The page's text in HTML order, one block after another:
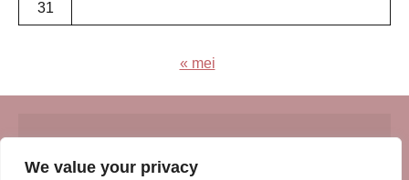
We value your privacy
31
« mei
© Insert Internetuitgeverij